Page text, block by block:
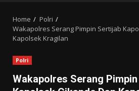
Home
Polri
Wakapolres Serang Pimpin Sertijab
Kapolsek Kragilan
Polri
Wakapolres Serang